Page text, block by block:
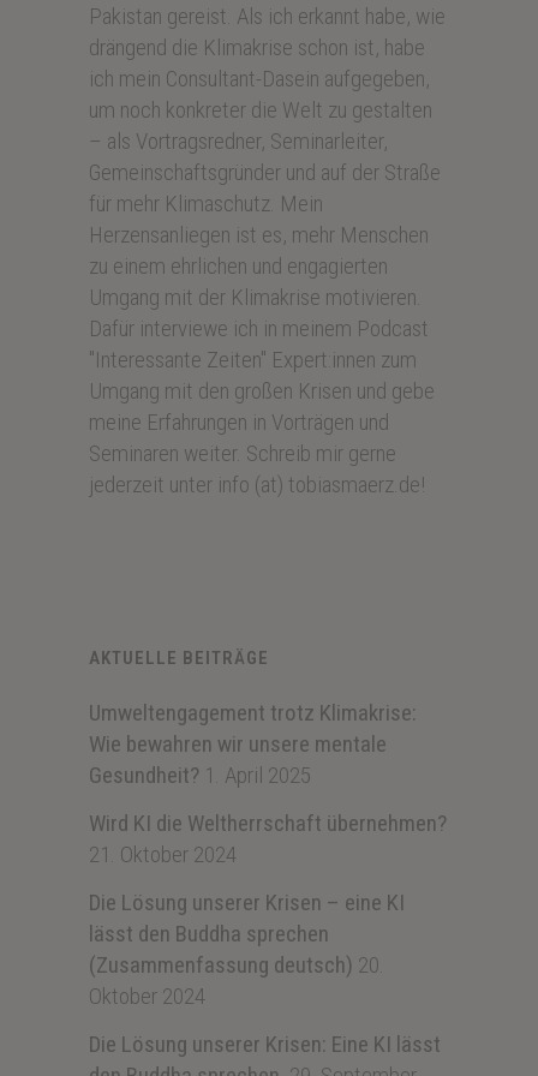
Pakistan gereist. Als ich erkannt habe, wie
drängend die Klimakrise schon ist, habe
ich mein Consultant-Dasein aufgegeben,
um noch konkreter die Welt zu gestalten
– als Vortragsredner, Seminarleiter,
Gemeinschaftsgründer und auf der Straße
für mehr Klimaschutz. Mein
Herzensanliegen ist es, mehr Menschen
zu einem ehrlichen und engagierten
Umgang mit der Klimakrise motivieren.
Dafür interviewe ich in meinem Podcast
"Interessante Zeiten" Expert:innen zum
Umgang mit den großen Krisen und gebe
meine Erfahrungen in Vorträgen und
Seminaren weiter. Schreib mir gerne
jederzeit unter info (at) tobiasmaerz.de!
AKTUELLE BEITRÄGE
Umweltengagement trotz Klimakrise:
Wie bewahren wir unsere mentale
Gesundheit? 1. April 2025
Wird KI die Weltherrschaft übernehmen?
21. Oktober 2024
Die Lösung unserer Krisen – eine KI
lässt den Buddha sprechen
(Zusammenfassung deutsch) 20.
Oktober 2024
Die Lösung unserer Krisen: Eine KI lässt